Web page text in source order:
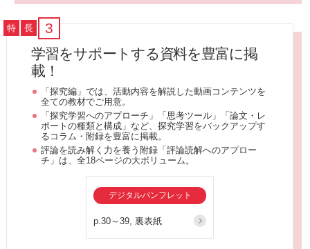
特 長
3
学習をサポートする資料を豊富に掲
載！
「探究編」では、活動内容を解説した動画コンテンツを
全ての教材でご用意。
「探究学習へのアプローチ」「思考ツール」「論文・レ
ポートの種類と構成」など、探究学習をバックアップす
るコラム・附録を豊富に掲載。
評論を読み解く力を養う附録「評論読解へのアプロー
チ」は、全18ページの大ボリューム。
デジタルパンフレット
p.30～39, 裏表紙